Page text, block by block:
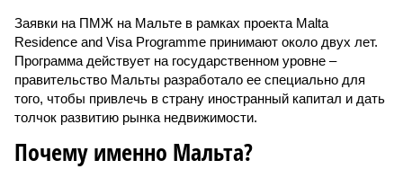
Заявки на ПМЖ на Мальте в рамках проекта Malta
Residence and Visa Programme принимают около двух лет.
Программа действует на государственном уровне –
правительство Мальты разработало ее специально для
того, чтобы привлечь в страну иностранный капитал и дать
толчок развитию рынка недвижимости.
Почему именно Мальта?